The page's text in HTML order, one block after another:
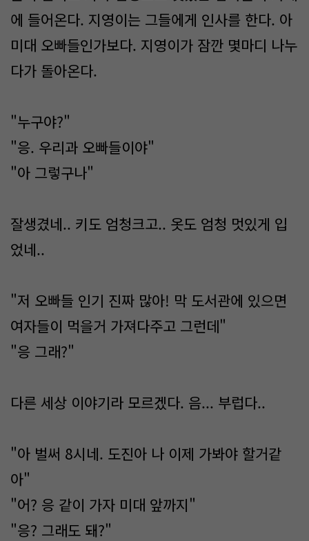
에 들어온다. 지영이는 그들에게 인사를 한다. 아
미대 오빠들인가보다. 지영이가 잠깐 몇마디 나누
다가 돌아온다.
"누구야?"
"응. 우리과 오빠들이야"
"아 그렇구나"
잘생겼네.. 키도 엄청크고.. 옷도 엄청 멋있게 입
었네..
"저 오빠들 인기 진짜 많아! 막 도서관에 있으면
여자들이 먹을거 가져다주고 그런데"
"응 그래?"
다른 세상 이야기라 모르겠다. 음... 부럽다..
"아 벌써 8시네. 도진아 나 이제 가봐야 할거같
아"
"어? 응 같이 가자 미대 앞까지"
"응? 그래도 돼?"